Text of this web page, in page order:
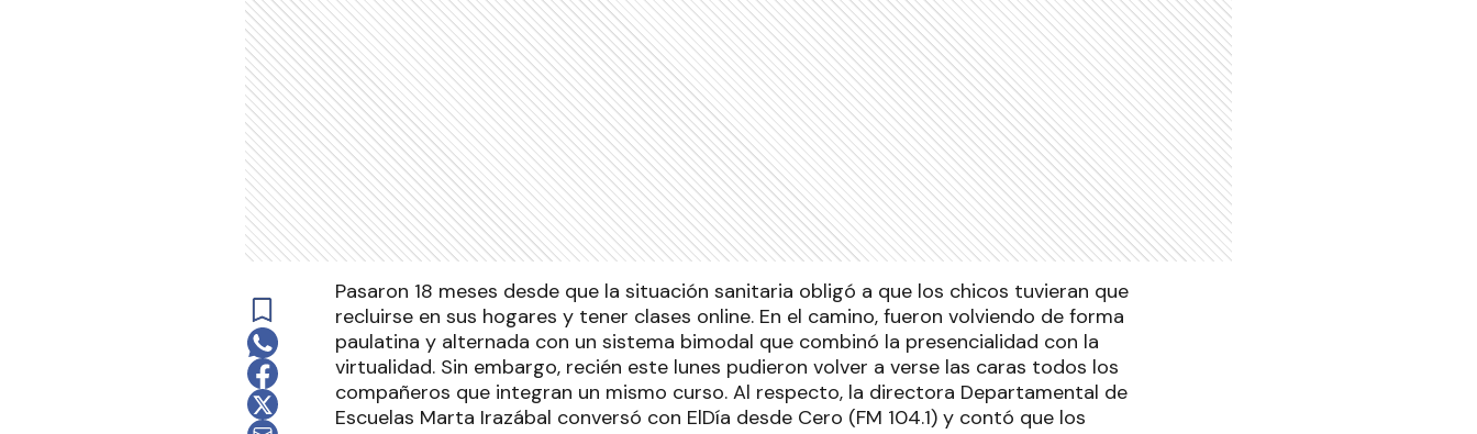
Pasaron 18 meses desde que la situación sanitaria obligó a que los chicos tuvieran que
recluirse en sus hogares y tener clases online. En el camino, fueron volviendo de forma
paulatina y alternada con un sistema bimodal que combinó la presencialidad con la
virtualidad. Sin embargo, recién este lunes pudieron volver a verse las caras todos los
compañeros que integran un mismo curso. Al respecto, la directora Departamental de
Escuelas Marta Irazábal conversó con ElDía desde Cero (FM 104.1) y contó que los